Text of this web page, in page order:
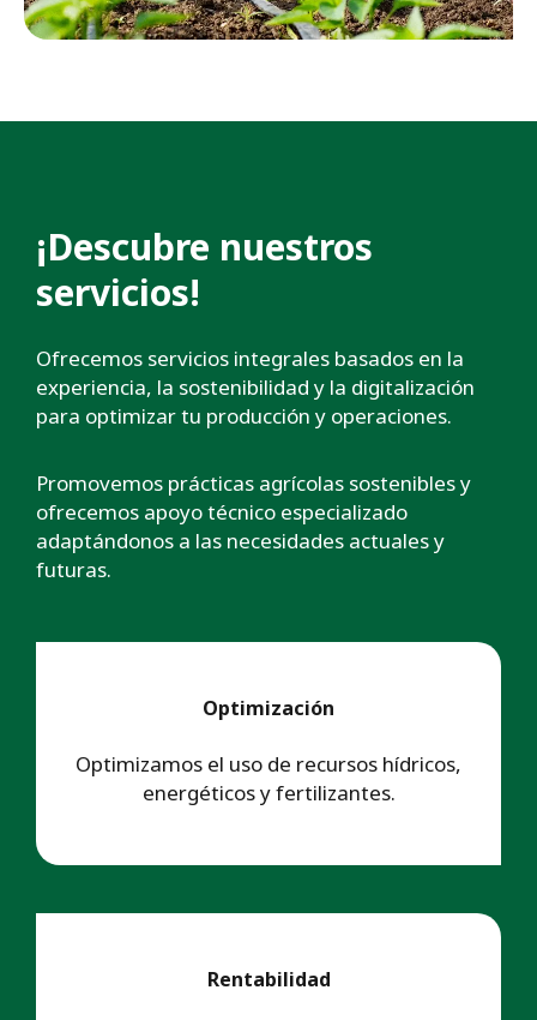
¡Descubre nuestros
servicios!
Ofrecemos servicios integrales basados en la
experiencia, la sostenibilidad y la digitalización
para optimizar tu producción y operaciones.
Promovemos prácticas agrícolas sostenibles y
ofrecemos apoyo técnico especializado
adaptándonos a las necesidades actuales y
futuras.
Optimización
Optimizamos el uso de recursos hídricos,
energéticos y fertilizantes.
Rentabilidad